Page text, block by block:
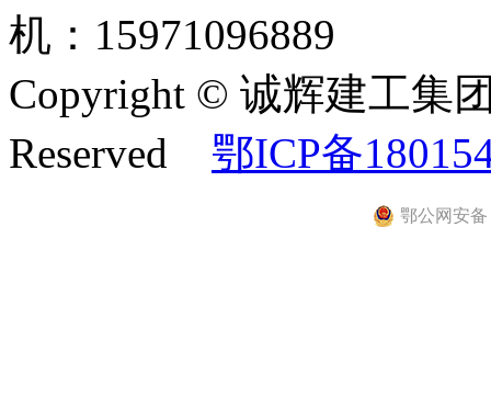
机：15971096889
Copyright © 诚辉建工集
Reserved 鄂ICP备
鄂公网安备